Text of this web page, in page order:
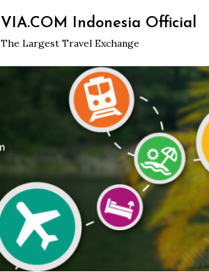
VIA.COM Indonesia Official
The Largest Travel Exchange